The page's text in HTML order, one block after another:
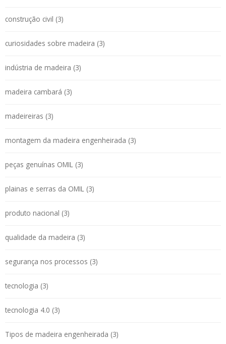
construção civil (3)
curiosidades sobre madeira (3)
indústria de madeira (3)
madeira cambará (3)
madeireiras (3)
montagem da madeira engenheirada (3)
peças genuínas OMIL (3)
plainas e serras da OMIL (3)
produto nacional (3)
qualidade da madeira (3)
segurança nos processos (3)
tecnologia (3)
tecnologia 4.0 (3)
Tipos de madeira engenheirada (3)